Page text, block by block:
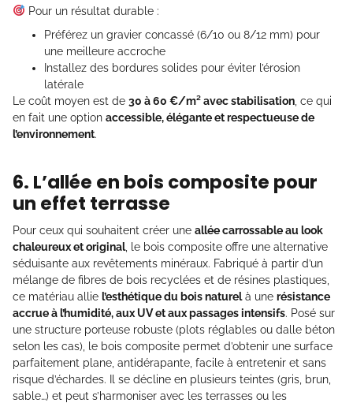
Pour un résultat durable :
Préférez un gravier concassé (6/10 ou 8/12 mm) pour
une meilleure accroche
Installez des bordures solides pour éviter l’érosion
latérale
Le coût moyen est de 30 à 60 €/m² avec stabilisation , ce qui
en fait une option accessible, élégante et respectueuse de
l’environnement.
6. L’allée en bois composite pour
un effet terrasse
Pour ceux qui souhaitent créer une allée carrossable au look
chaleureux et original, le bois composite offre une alternative
séduisante aux revêtements minéraux. Fabriqué à partir d’un
mélange de fibres de bois recyclées et de résines plastiques,
ce matériau allie l’esthétique du bois naturelà une résistance
accrue à l’humidité, aux UV et aux passages intensifs. Posé sur
une structure porteuse robuste (plots réglables ou dalle béton
selon les cas), le bois composite permet d’obtenir une surface
parfaitement plane, antidérapante, facile à entretenir et sans
risque d’échardes. Il se décline en plusieurs teintes (gris, brun,
sable…) et peut s’harmoniser avec les terrasses ou les